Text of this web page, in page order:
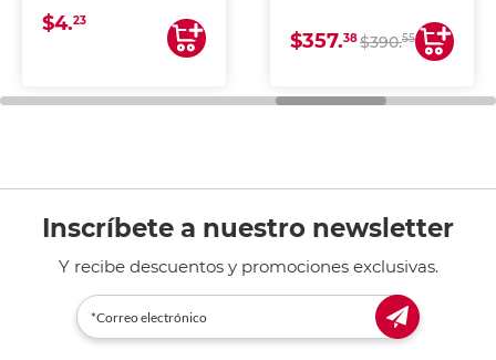
uniforme, ideal para
impresoras de inyección
de tinta y láser,
general de oficina.
$4.23
COPIA Y ESCANEA)
$357.38$390.55
Inscríbete a nuestro newsletter
Y recibe descuentos y promociones exclusivas.